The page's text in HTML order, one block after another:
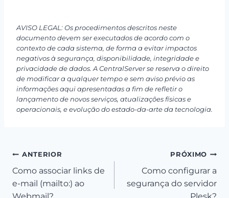
AVISO LEGAL: Os procedimentos descritos neste
documento devem ser executados de acordo com o
contexto de cada sistema, de forma a evitar impactos
negativos à segurança, disponibilidade, integridade e
privacidade de dados. A CentralServer se reserva o direito
de modificar a qualquer tempo e sem aviso prévio as
informações aqui apresentadas a fim de refletir o
lançamento de novos serviços, atualizações físicas e
operacionais, e evolução do estado-da-arte da tecnologia.
Navegação
de
Post
ANTERIOR
Como associar links de
e-mail (mailto:) ao
PRÓXIMO
Como configurar a
segurança do servidor